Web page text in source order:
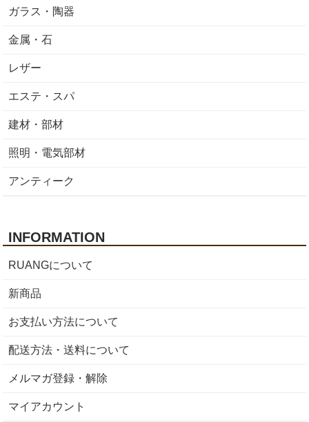
ガラス・陶器
金属・石
レザー
エステ・スパ
建材・部材
照明・電気部材
アンティーク
INFORMATION
RUANGについて
新商品
お支払い方法について
配送方法・送料について
メルマガ登録・解除
マイアカウント